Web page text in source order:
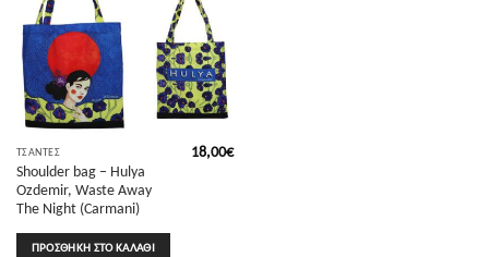
ΤΣΆΝΤΕΣ
Shoulder bag – Hulya
Ozdemir, Waste Away
The Night (Carmani)
18,00€
ΠΡΟΣΘΉΚΗ ΣΤΟ ΚΑΛΆΘΙ